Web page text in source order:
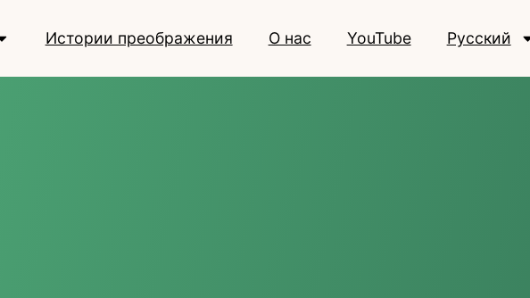
Истории преображения О нас YouTube Русский